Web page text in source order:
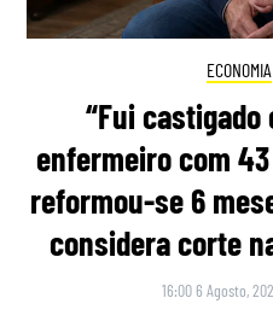
ECONOMIA
“Fui castigado
enfermeiro com
reformou-se 6
considera corte
16:00 6 Agosto,